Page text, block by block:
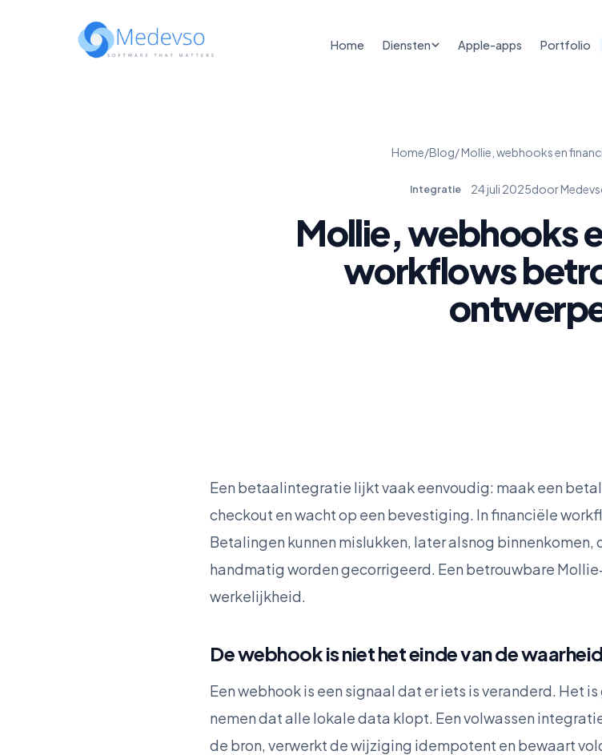
Home Diensten Apple-apps Portfolio
Home/Blog/ Mollie, webhooks en
Integratie 24 juli 2025door
Mollie, webhooks
workflows
Een betaalintegratie lijkt vaak eenvoudig: maak een
checkout en wacht op een bevestiging. In financiële
Betalingen kunnen mislukken, later alsnog
handmatig worden gecorrigeerd. Een betrouwbare
werkelijkheid.
De webhook is niet het einde van de waarheid
Een webhook is een signaal dat er iets is veranderd. Het
nemen dat alle lokale data klopt. Een volwassen
de bron, verwerkt de wijziging idempotent en bewaart